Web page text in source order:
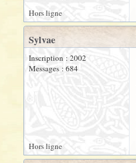
Hors ligne
Sylvae
Inscription : 2002
Messages : 684
Hors ligne